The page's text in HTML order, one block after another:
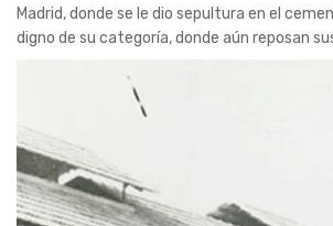
Madrid, donde se le dio sepultura en el
digno de su categoría, donde aún reposan